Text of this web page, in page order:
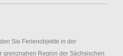
Sie Ferienobjekte in der
grenznahen Region der Sächsischen